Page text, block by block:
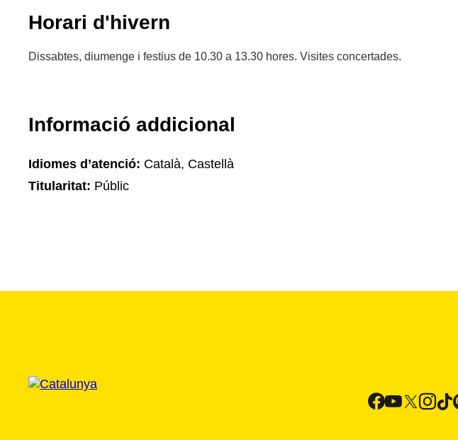
Horari d'hivern
Dissabtes, diumenge i festius de 10.30 a 13.30 hores. Visites concertades.
Informació addicional
Idiomes d’atenció: Català, Castellà
Titularitat: Públic